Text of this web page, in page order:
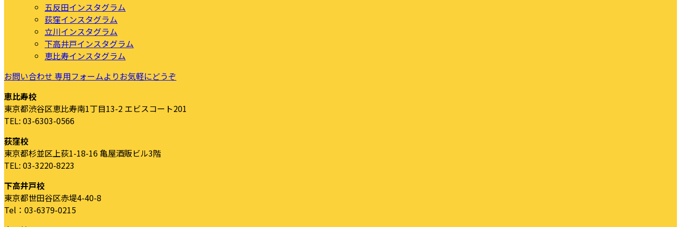
五反田インスタグラム
荻窪インスタグラム
立川インスタグラム
下高井戸インスタグラム
恵比寿インスタグラム
お問い合わせ 専用フォームよりお気軽にどうぞ
恵比寿校
東京都渋谷区恵比寿南1丁目13-2 エビスコート201
TEL: 03-6303-0566
荻窪校
東京都杉並区上荻1-18-16 亀屋酒販ビル3階
TEL: 03-3220-8223
下高井戸校
東京都世田谷区赤堤4-40-8
Tel：03-6379-0215